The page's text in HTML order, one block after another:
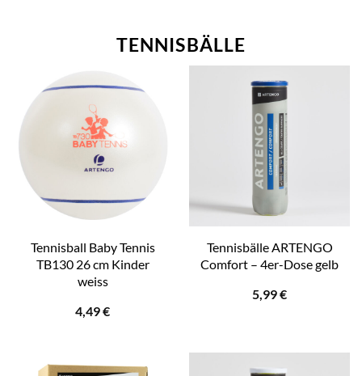
TENNISBÄLLE
Tennisball Baby Tennis
TB130 26 cm Kinder
weiss
4,49€
Tennisbälle ARTENGO
Comfort – 4er-Dose gelb
5,99€